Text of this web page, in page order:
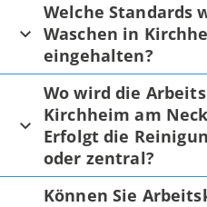
Welche Standards
Waschen in
eingehalten?
Wo wird die
Kirchheim am
Erfolgt die
oder zentral?
Können Sie